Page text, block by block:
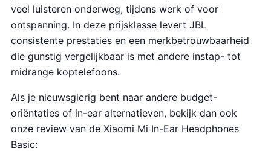
veel luisteren onderweg, tijdens werk of voor
ontspanning. In deze prijsklasse levert JBL
consistente prestaties en een merkbetrouwbaarheid
die gunstig vergelijkbaar is met andere instap- tot
midrange koptelefoons.
Als je nieuwsgierig bent naar andere budget-
oriëntaties of in-ear alternatieven, bekijk dan ook
onze review van de Xiaomi Mi In-Ear Headphones
Basic: